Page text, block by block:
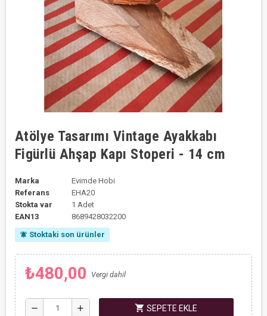
Atölye Tasarımı Vintage Ayakkabı
Figürlü Ahşap Kapı Stoperi - 14 cm
Marka
Evimde Hobi
Referans
EHA20
Stokta var
1 Adet
EAN13
8689428032200
notifications_active Stoktaki son ürünler
₺480,00 Vergi dahil
remove add shopping_cart SEPETE EKLE